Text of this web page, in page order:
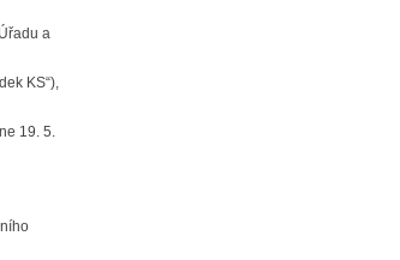
a
KS“),
19. 5.